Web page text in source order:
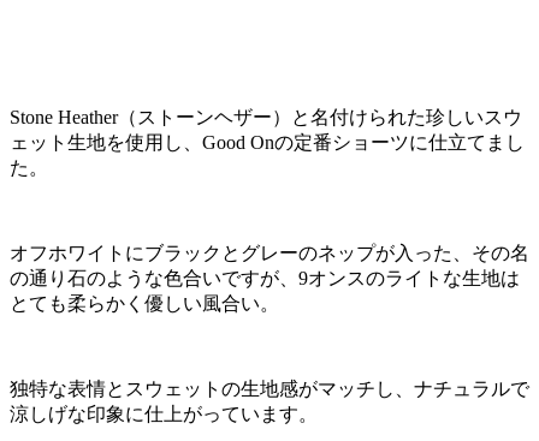
Stone Heather（ストーンヘザー）と名付けられた珍しいスウ
ェット生地を使用し、Good Onの定番ショーツに仕立てまし
た。
オフホワイトにブラックとグレーのネップが入った、その名
の通り石のような色合いですが、9オンスのライトな生地は
とても柔らかく優しい風合い。
独特な表情とスウェットの生地感がマッチし、ナチュラルで
涼しげな印象に仕上がっています。